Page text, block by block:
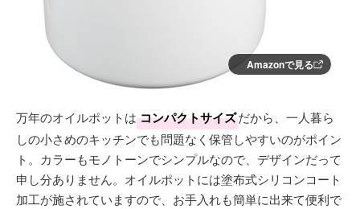
Amazonで見る
万年のオイルポットは コンパクトサイズだから、一人暮ら
しの小さめのキッチンでも問題なく保管しやすいのがポイン
ト。カラーもモノトーンでシンプルなので、デザインだって
申し分ありません。オイルポットには塗布式シリコンコート
加工が施されていますので、お手入れも簡単に出来て便利で